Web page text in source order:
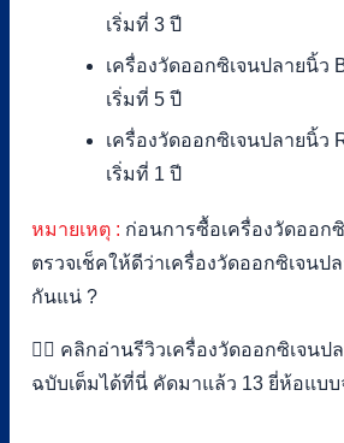
เริ่มที่ 3 ปี
เครื่องวัดออกซิเจนปลายนิ้ว
เริ่มที่ 5 ปี
เครื่องวัดออกซิเจนปลายนิ้ว
เริ่มที่ 1 ปี
หมายเหตุ : ก่อนการซื้อเครื่องวัดออก
ตรวจเช็คให้ดีว่าเครื่องวัดออกซิเจนป
กันแน่ ?
👇🏻 คลิกอ่านรีวิวเครื่องวัดออกซิเจน
ฉบับเต็มได้ที่นี่ คัดมาแล้ว 13 ยี่ห้อแบบ